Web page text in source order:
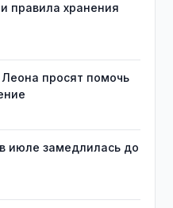
правила хранения
просят помочь
июле замедлилась до